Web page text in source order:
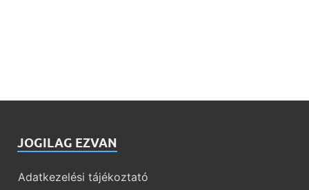
JOGILAG EZVAN
Adatkezelési tájékoztató